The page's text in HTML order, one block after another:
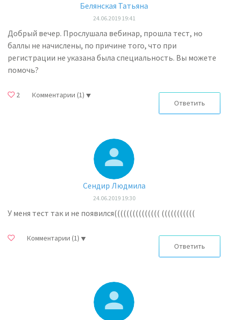
Белянская Татьяна
24.06.2019 19:41
Добрый вечер. Прослушала вебинар, прошла тест, но
баллы не начислены, по причине того, что при
регистрации не указана была специальность. Вы можете
помочь?
2 Комментарии (1)
Ответить
Сендир Людмила
24.06.2019 19:30
У меня тест так и не появился((((((((((((((( (((((((((((
Комментарии (1)
Ответить